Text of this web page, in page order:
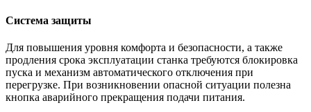
Система защиты
Для повышения уровня комфорта и безопасности, а также
продления срока эксплуатации станка требуются блокировка
пуска и механизм автоматического отключения при
перегрузке. При возникновении опасной ситуации полезна
кнопка аварийного прекращения подачи питания.